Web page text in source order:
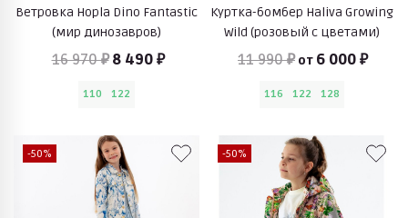
Ветровка Hopla Dino Fantastic
(мир динозавров)
16 970 ₽ 8 490 ₽
110 122
Куртка-бомбер Haliva Growing
Wild (розовый с цветами)
11 990 ₽ от 6 000 ₽
116 122 128
-50% -50%